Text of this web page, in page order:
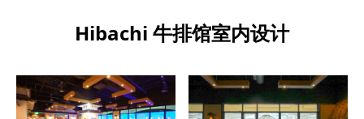
Hibachi 牛排馆室内设计